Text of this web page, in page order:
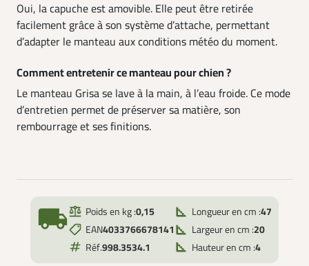
Oui, la capuche est amovible. Elle peut être retirée
facilement grâce à son système d’attache, permettant
d’adapter le manteau aux conditions météo du moment.
Comment entretenir ce manteau pour chien ?
Le manteau Grisa se lave à la main, à l’eau froide. Ce mode
d’entretien permet de préserver sa matière, son
rembourrage et ses finitions.
local_shipping Poids en kg :0,15
EAN4033766678141
Réf.998.3534.1
Longueur en cm :47
Largeur en cm :20
Hauteur en cm :4